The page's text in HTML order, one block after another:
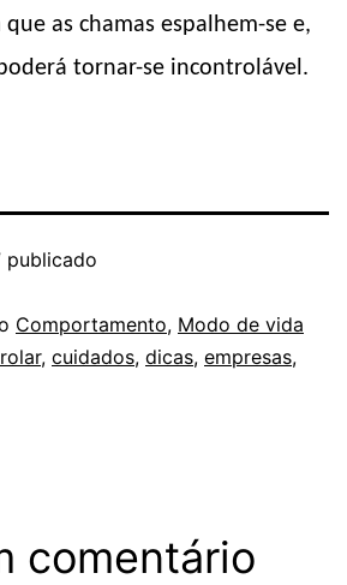
as chamas espalhem-se e,
tornar-se incontrolável.
publicado
Comportamento, Modo de vida
, cuidados, dicas, empresas,
comentário